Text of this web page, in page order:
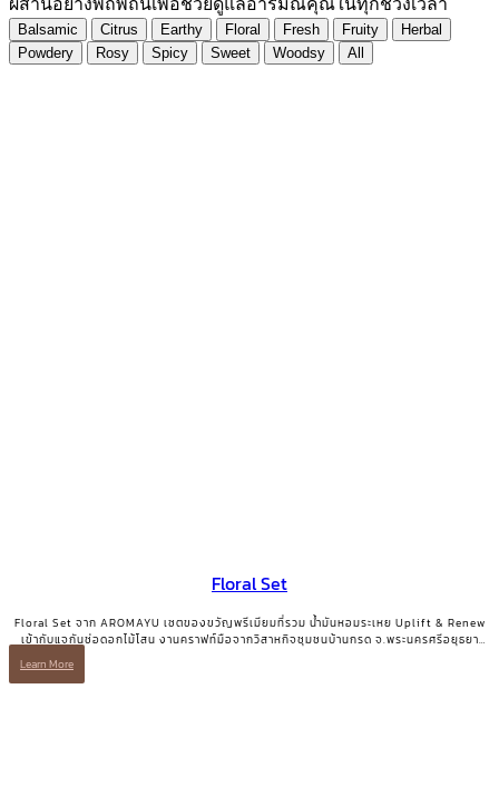
ผสานอย่างพิถีพิถันเพื่อช่วยดูแลอารมณ์คุณในทุกช่วงเวลา
Balsamic Citrus Earthy Floral Fresh Fruity
Herbal
Powdery
Rosy Spicy Sweet Woodsy All
Floral Set
Floral Set จาก AROMAYU เซตของขวัญพรีเมียมที่รวม น้ำมันหอมระเหย Uplift & Renew
เข้ากับแจกันช่อดอกไม้โสน งานคราฟท์มือจากวิสาหกิจชุมชนบ้านกรด จ.พระนครศรีอยุธยา
Learn More